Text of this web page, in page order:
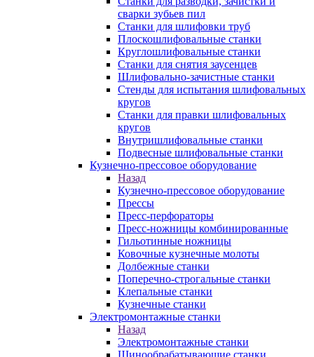
сварки зубьев пил
Станки для шлифовки труб
Плоскошлифовальные станки
Круглошлифовальные станки
Станки для снятия заусенцев
Шлифовально-зачистные станки
Стенды для испытания шлифовальных
кругов
Станки для правки шлифовальных
кругов
Внутришлифовальные станки
Подвесные шлифовальные станки
Кузнечно-прессовое оборудование
Назад
Кузнечно-прессовое оборудование
Прессы
Пресс-перфораторы
Пресс-ножницы комбинированные
Гильотинные ножницы
Ковочные кузнечные молоты
Долбежные станки
Поперечно-строгальные станки
Клепальные станки
Кузнечные станки
Электромонтажные станки
Назад
Электромонтажные станки
Шинообрабатывающие станки